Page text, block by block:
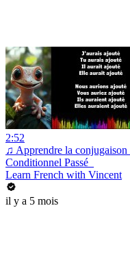
2:52
♫ Apprendre la
Conditionnel Passé_
Learn French with Vincent
il y a 5 mois